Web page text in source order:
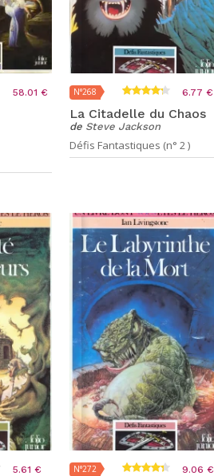
58.01 € N°268 6.77 €
La Citadelle du Chaos
de Steve Jackson
Défis Fantastiques (n° 2 )
5.61 € N°272 9.06 €